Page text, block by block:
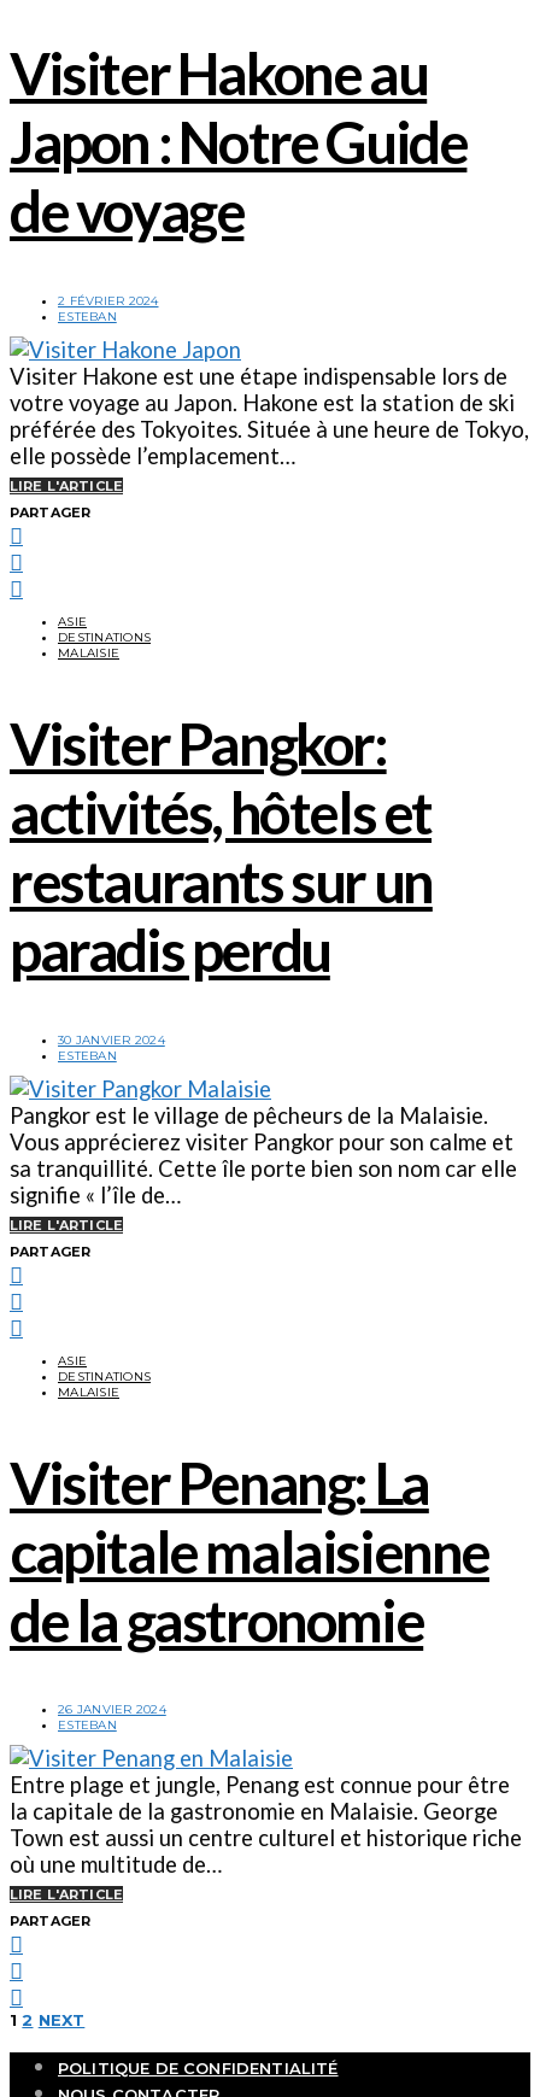
Visiter Hakone au
Japon : Notre Guide
de voyage
2 FÉVRIER 2024
ESTEBAN
Visiter Hakone est une étape indispensable lors de
votre voyage au Japon. Hakone est la station de ski
préférée des Tokyoites. Située à une heure de Tokyo,
elle possède l’emplacement…
LIRE L'ARTICLE
PARTAGER
ASIE
DESTINATIONS
MALAISIE
Visiter Pangkor:
activités, hôtels et
restaurants sur un
paradis perdu
30 JANVIER 2024
ESTEBAN
Pangkor est le village de pêcheurs de la Malaisie.
Vous apprécierez visiter Pangkor pour son calme et
sa tranquillité. Cette île porte bien son nom car elle
signifie « l’île de…
LIRE L'ARTICLE
PARTAGER
ASIE
DESTINATIONS
MALAISIE
Visiter Penang: La
capitale malaisienne
de la gastronomie
26 JANVIER 2024
ESTEBAN
Entre plage et jungle, Penang est connue pour être
la capitale de la gastronomie en Malaisie. George
Town est aussi un centre culturel et historique riche
où une multitude de…
LIRE L'ARTICLE
PARTAGER
Pagination
des
1 2 NEXT
POLITIQUE DE CONFIDENTIALITÉ